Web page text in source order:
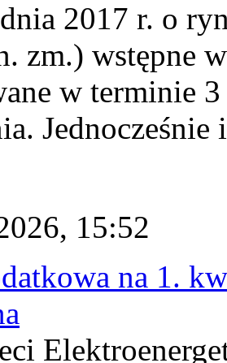
2017 r. o
zm.) wstępne
w terminie
15:52
na 1.